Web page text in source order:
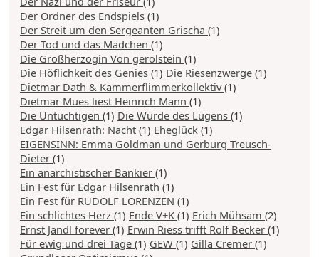
Der Ordner des Endspiels (1)
Der Streit um den Sergeanten Grischa (1)
Der Tod und das Mädchen (1)
Die Großherzogin Von gerolstein (1)
Die Höflichkeit des Genies (1) Die Riesenzwerge (1)
Dietmar Dath & Kammerflimmerkollektiv(1)
Dietmar Mues liest Heinrich Mann (1)
Die Untüchtigen (1) Die Würde des Lügens (1)
Edgar Hilsenrath: Nacht (1) Eheglück (1)
EIGENSINN: Emma Goldman und Gerburg Treusch-
Dieter (1)
Ein anarchistischer Bankier (1)
Ein Fest für Edgar Hilsenrath (1)
Ein Fest für RUDOLF LORENZEN (1)
Ein schlichtes Herz (1) Ende V+K (1) Erich Mühsam (2)
Ernst Jandl forever (1) Erwin Riess trifft Rolf Becker (1)
Für ewig und drei Tage (1) GEW (1) Gilla Cremer (1)